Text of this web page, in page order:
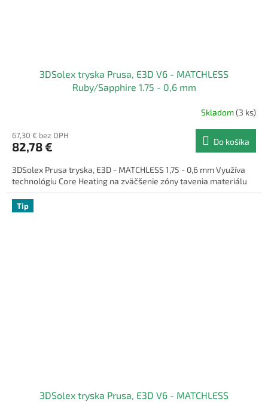
3DSolex tryska Prusa, E3D V6 - MATCHLESS
Ruby/Sapphire 1.75 - 0,6 mm
Skladom(3 ks)
67,30 € bez DPH
82,78 € Do košíka
3DSolex Prusa tryska, E3D - MATCHLESS 1,75 - 0,6 mm Využíva
technológiu Core Heating na zväčšenie zóny tavenia materiálu
Tip
3DSolex tryska Prusa, E3D V6 - MATCHLESS